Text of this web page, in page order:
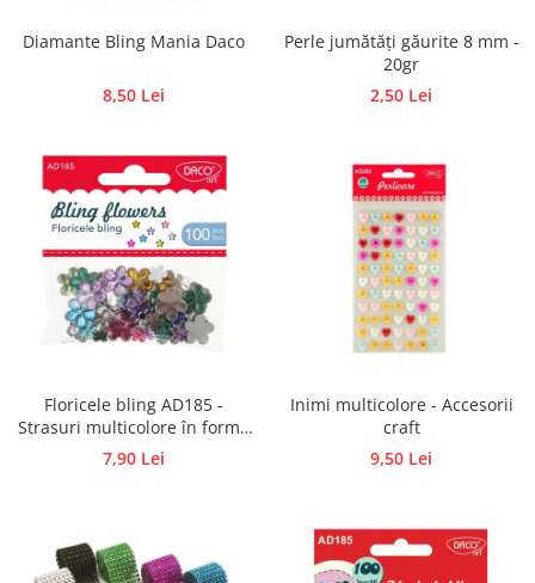
Diamante Bling Mania Daco
8,50 Lei
Perle jumătăți găurite 8 mm -
20gr
2,50 Lei
Floricele bling AD185 -
Strasuri multicolore în formă
de flori
7,90 Lei
Inimi multicolore - Accesorii
craft
9,50 Lei